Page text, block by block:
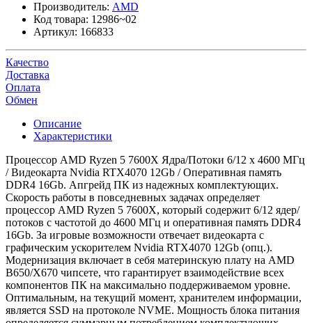
Производитель: AMD
Код товара: 12986~02
Артикул: 166833
Качество
Доставка
Оплата
Обмен
Описание
Характеристики
Процессор AMD Ryzen 5 7600X Ядра/Потоки 6/12 x 4600 МГц
/ Видеокарта Nvidia RTX4070 12Gb / Оперативная память
DDR4 16Gb. Апгрейд ПК из надежных комплектующих.
Скорость работы в повседневных задачах определяет
процессор AMD Ryzen 5 7600X, который содержит 6/12 ядер/
потоков с частотой до 4600 МГц и оперативная память DDR4
16Gb. За игровые возможности отвечает видеокарта с
графическим ускорителем Nvidia RTX4070 12Gb (опц.).
Модернизация включает в себя материнскую плату на AMD
B650/X670 чипсете, что гарантирует взаимодействие всех
компонентов ПК на максимально поддерживаемом уровне.
Оптимальным, на текущий момент, хранителем информации,
является SSD на протоколе NVME. Мощность блока питания